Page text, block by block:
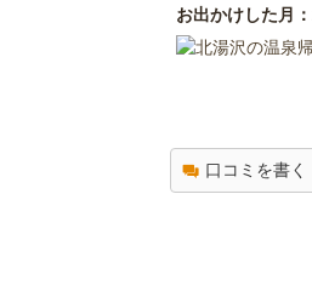
お出かけした月：
口コミを書く